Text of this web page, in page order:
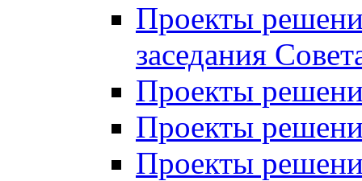
Проекты
заседания
Проекты
Проекты
Проекты